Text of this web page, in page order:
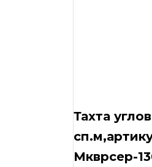
Тахта
Мкврсер-